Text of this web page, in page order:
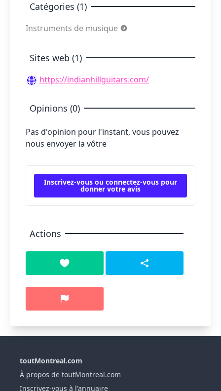
Catégories (1)
Instruments de musique
Sites web (1)
https://indianhillguitars.com/
Opinions (0)
Pas d'opinion pour l'instant, vous pouvez
nous envoyer la vôtre
Inscrivez-vous ou connectez-vous pour
donner votre avis
Actions
toutMontreal.com
À propos de toutMontreal.com
Inscrivez-vous à l'annuaire